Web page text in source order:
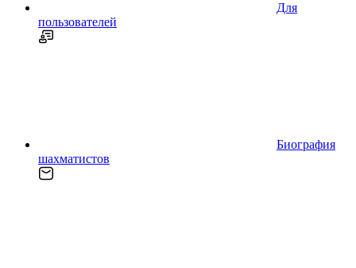
Для
пользователей
Биография
шахматистов